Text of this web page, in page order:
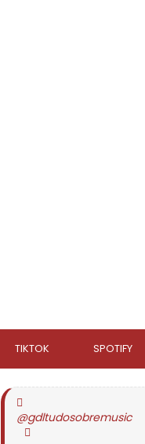
TIKTOK SPOTIFY
@gdltudosobremusic